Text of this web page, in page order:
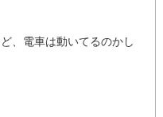
、電車は動いてるのかし